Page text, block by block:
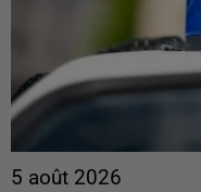
5 août 2026